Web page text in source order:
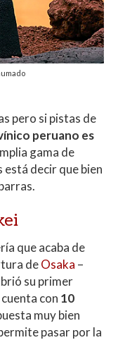
pero si pistas de
peruano es
gama de
está decir que bien
que acaba de
deOsaka –
su primer
con 10
muy bien
pasar por la